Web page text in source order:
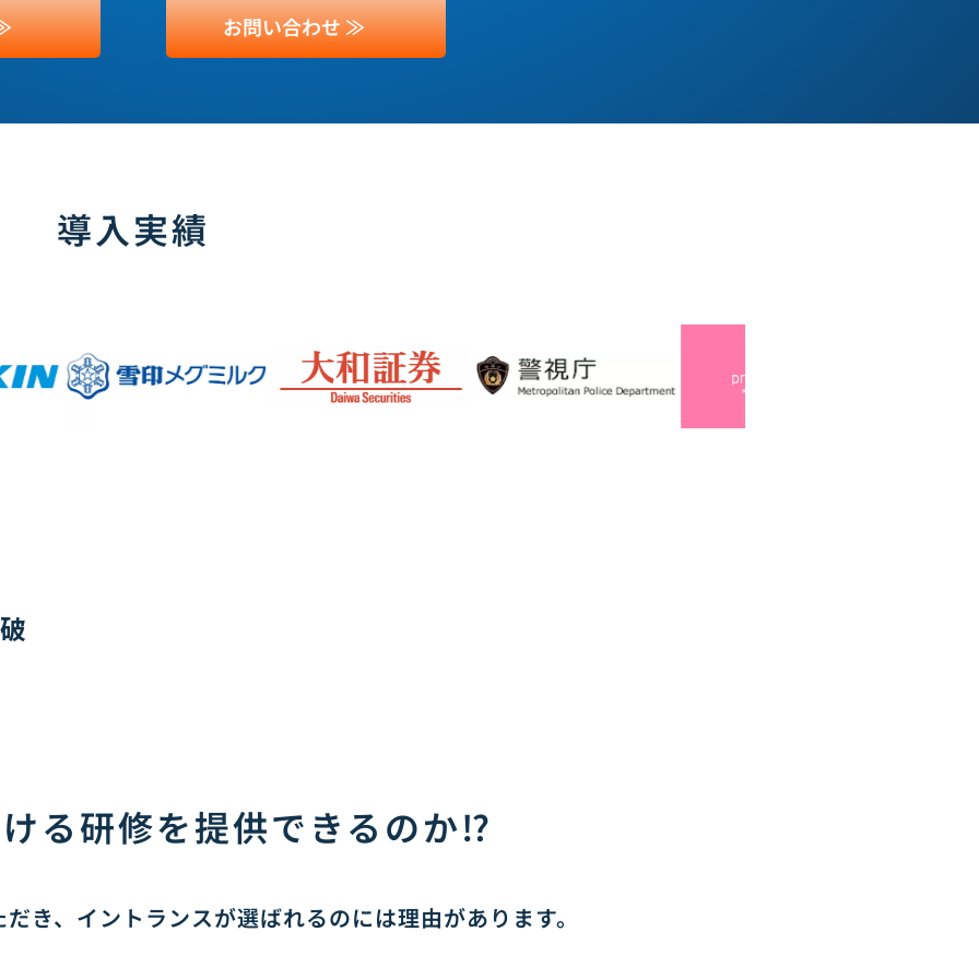
お問い合わせ ≫
導入実績
る研修を提供できるのか⁉
き、 イントランスが選ばれるのには理由があります。